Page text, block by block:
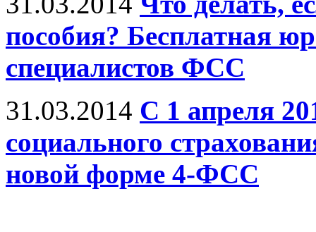
пособия? Бесплатная
специалистов ФСС
31.03.2014 С 1 апреля
социального
новой форме 4-ФСС